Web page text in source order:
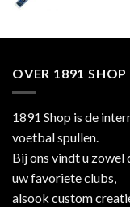
OVER 1891 SHOP
1891 Shop is de
voetbal spullen.
Bij ons vindt u
uw favoriete clubs,
alsook custom